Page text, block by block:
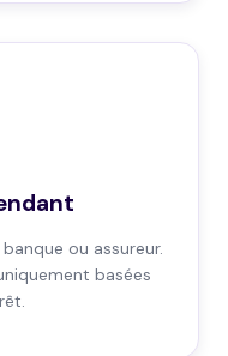
ou assureur.
basées